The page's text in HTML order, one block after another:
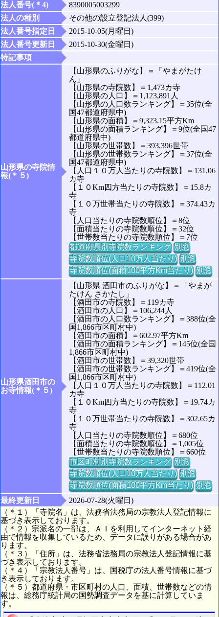
法人番号(＊4)
8390005003299
法人の種別
その他の設立登記法人(399)
法人番号指定日
2015-10-05(月曜日)
法人番号更新日
2015-10-30(金曜日)
特記事項
山形県の寺院情
報(＊５)
【山形県のふりがな】＝「やまがたけ
ん」
【山形県の寺院数】＝1,473カ寺
【山形県の人口】＝1,123,891人
【山形県の人口数ランキング】＝35位(全
国47都道府県中)
【山形県の面積】＝9,323.15平方Km
【山形県の面積ランキング】＝9位(全国47
都道府県中)
【山形県の世帯数】＝393,396世帯
【山形県の世帯数ランキング】＝37位(全
国47都道府県中)
【人口１０万人当たりの寺院数】＝131.06
カ寺
【１０Km四方当たりの寺院数】＝15.8カ
寺
【１０万世帯当たりの寺院数】＝374.43カ
寺
【人口当たりの寺院数順位】＝8位
【面積当たりの寺院数順位】＝32位
【世帯数当たりの寺院数順位】＝7位
都道府県別寺院数ランキング 別窓
寺院数順位(人口10万人当たり) 別窓
寺院数順位(面積100平方Km当たり) 別窓
山形県酒田市の
お寺情報(＊５)
【山形県 酒田市のふりがな】＝「やまが
たけん さかたし」
【酒田市の寺院数】＝119カ寺
【酒田市の人口】＝106,244人
【酒田市の人口数ランキング】＝388位(全
国1,866市区町村中)
【酒田市の面積】＝602.97平方Km
【酒田市の面積ランキング】＝145位(全国
1,866市区町村中)
【酒田市の世帯数】＝39,320世帯
【酒田市の世帯数ランキング】＝419位(全
国1,866市区町村中)
【人口１０万人当たりの寺院数】＝112.01
カ寺
【１０Km四方当たりの寺院数】＝19.74カ
寺
【１０万世帯当たりの寺院数】＝302.65カ
寺
【人口当たりの寺院数順位】＝680位
【面積当たりの寺院数順位】＝1,005位
【世帯数当たりの寺院数順位】＝660位
市区町村別寺院数ランキング 別窓
寺院数順位(人口10万人当たり) 別窓
寺院数順位(面積100平方Km当たり) 別窓
最終更新日
2026-07-28(火曜日)
（＊１）「寺院名」は、法務省法務局の宗教法人登記情報に
基づき表示しております。
（＊２）宗派名の一部は、ＡＩを利用してインターネット経
由で情報を収集しているため、データに誤りがある場合があ
ります。
（＊３）「住所」は、法務省法務局の宗教法人登記情報に基
づき表示しております。
（＊４）「宗教法人番号」は、国税庁の法人番号情報に基づ
き表示しております。
（＊５）都道府県・市区町村の人口、面積、世帯数などの情
報は、総務庁統計局の国勢調査データを基に計算していま
す。